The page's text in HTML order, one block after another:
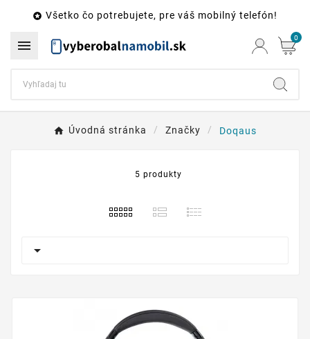
 Všetko čo potrebujete, pre váš mobilný telefón!
 0
Úvodná stránka Značky Doqaus
5 produkty
